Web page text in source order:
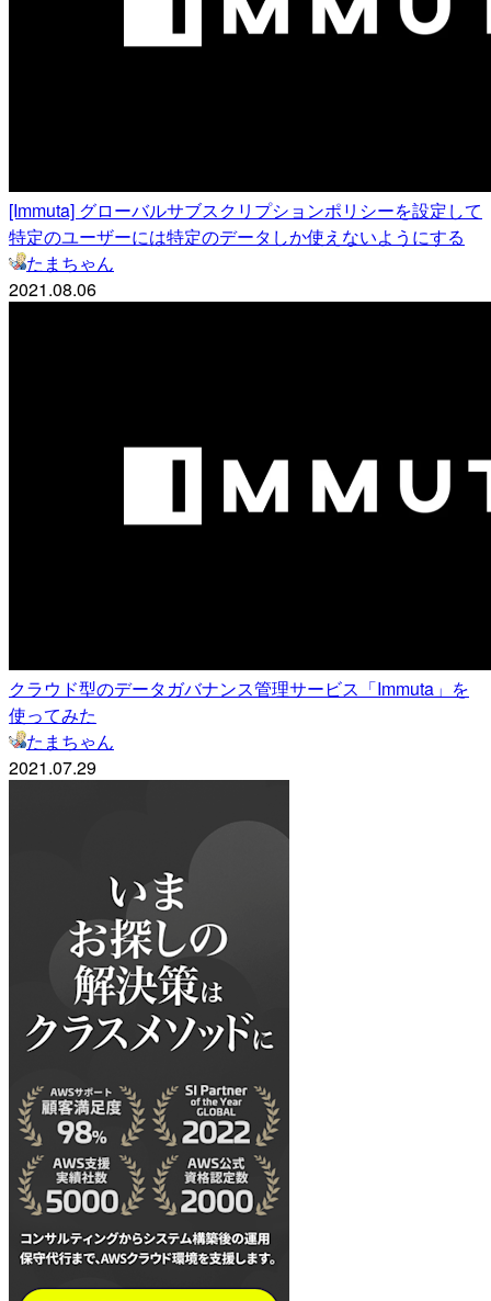
[Immuta] グローバルサブスクリプションポリシーを設定して
特定のユーザーには特定のデータしか使えないようにする
たまちゃん
2021.08.06
クラウド型のデータガバナンス管理サービス「Immuta」を
使ってみた
たまちゃん
2021.07.29